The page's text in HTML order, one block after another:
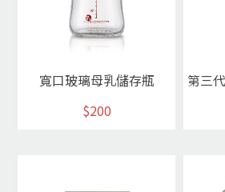
寬口玻璃母乳儲存瓶
$200